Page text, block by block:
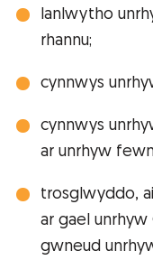
lanlwytho
rhannu;
cynnwys
cynnwys
ar unrhyw
trosglwyddo,
ar gael unrhyw
gwneud